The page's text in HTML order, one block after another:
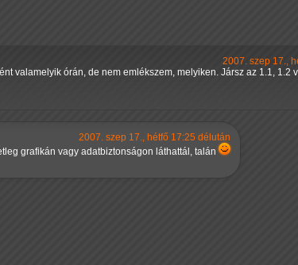
2007. szep 17.,
valamelyik órán, de nem emlékszem, melyiken. Jársz az 1.1, 1.2
2007. szep 17., hétfő 17:25 délután
grafikán vagy adatbiztonságon láthattál, talán